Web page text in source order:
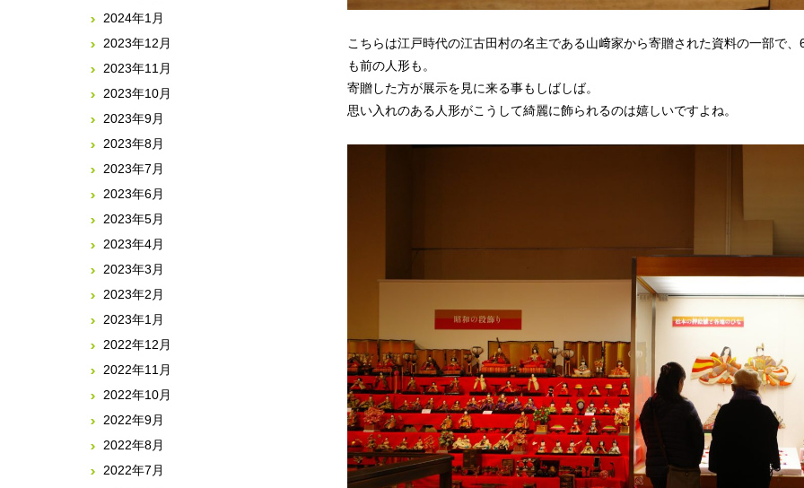
こちらは江戸時代の江古田村の名主である山﨑家から寄贈された資料の一部で
も前の人形も。
寄贈した方が展示を見に来る事もしばしば。
思い入れのある人形がこうして綺麗に飾られるのは嬉しいですよね。
2024年1月
2023年12月
2023年11月
2023年10月
2023年9月
2023年8月
2023年7月
2023年6月
2023年5月
2023年4月
2023年3月
2023年2月
2023年1月
2022年12月
2022年11月
2022年10月
2022年9月
2022年8月
2022年7月